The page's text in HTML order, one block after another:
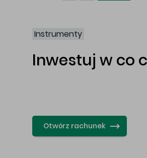
Instrumenty
Inwestuj w co
Otwórz rachunek